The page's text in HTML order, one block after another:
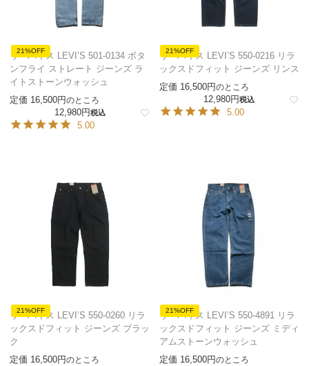
21%OFF
リーバイス LEVI’S 501-0134 ボタ
ンフライ ストレート ジーンズ ラ
イトストーンウォッシュ
定価 16,500 のところ
12,980 税込
5.00
21%OFF
リーバイス LEVI’S 550-0216 リラ
ックスドフィット ジーンズ リンス
定価 16,500 のところ
12,980 税込
5.00
21%OFF
リーバイス LEVI’S 550-0260 リラ
ックスドフィット ジーンズ ブラッ
ク
定価 16,500 のところ
21%OFF
リーバイス LEVI’S 550-4891 リラ
ックスドフィット ジーンズ ミディ
アムストーンウォッシュ
定価 16,500 のところ